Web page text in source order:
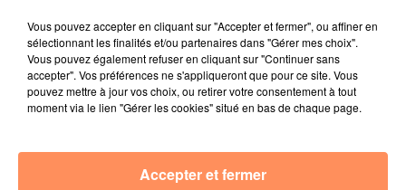
Le cocholed pour jouer à la pétanque
jusqu'au bout de la nuit !
10 mai 2022
Toulon : des quais électrifiés pour 2023 !
Cassis organise sa traditionnelle "Fête du vin"
Vous pouvez accepter en cliquant sur "Accepter et fermer", ou affiner en
sélectionnant les finalités et/ou partenaires dans "Gérer mes choix".
Vous pouvez également refuser en cliquant sur "Continuer sans
accepter". Vos préférences ne s'appliqueront que pour ce site. Vous
pouvez mettre à jour vos choix, ou retirer votre consentement à tout
moment via le lien "Gérer les cookies" situé en bas de chaque page.
Accepter et fermer